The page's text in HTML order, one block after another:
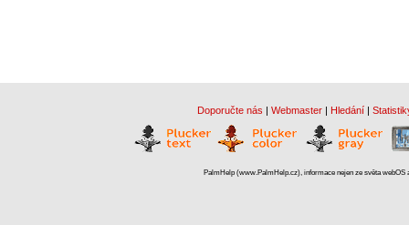
Doporučte nás | Webmaster | Hledání |
PalmHelp (www.PalmHelp.cz), informace nejen ze světa